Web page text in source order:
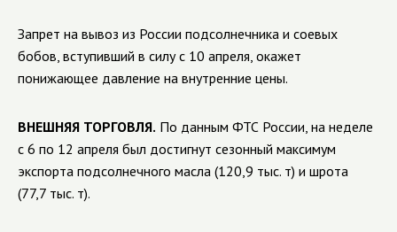
Запрет на вывоз из России подсолнечника и соевых
бобов, вступивший в силу с 10 апреля, окажет
понижающее давление на внутренние цены.
ВНЕШНЯЯ ТОРГОВЛЯ. По данным ФТС России, на неделе
с 6 по 12 апреля был достигнут сезонный максимум
экспорта подсолнечного масла (120,9 тыс. т) и шрота
(77,7 тыс. т).